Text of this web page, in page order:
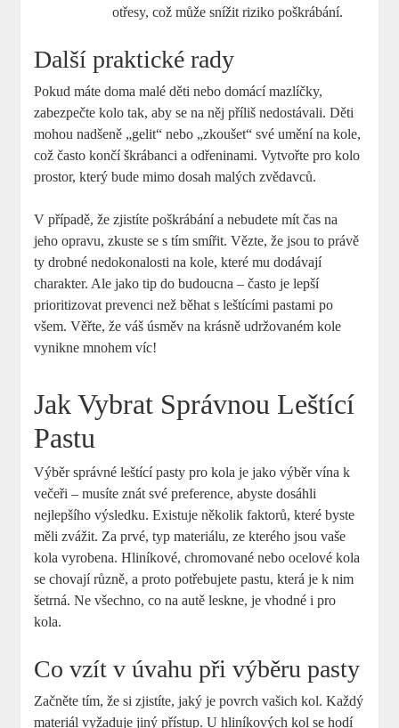
otřesy, což může snížit riziko poškrábání.
Další praktické rady
Pokud máte doma malé děti nebo domácí mazlíčky,
zabezpečte kolo tak, aby se na něj příliš nedostávali. Děti
mohou nadšeně „gelit“ nebo „zkoušet“ své umění na kole,
což často končí škrábanci a odřeninami. Vytvořte pro kolo
prostor, který bude mimo dosah malých zvědavců.
V případě, že zjistíte poškrábání a nebudete mít čas na
jeho opravu, zkuste se s tím smířit. Vězte, že jsou to právě
ty drobné nedokonalosti na kole, které mu dodávají
charakter. Ale jako tip do budoucna – často je lepší
prioritizovat prevenci než běhat s leštícími pastami po
všem. Věřte, že váš úsměv na krásně udržovaném kole
vynikne mnohem víc!
Jak Vybrat Správnou Leštící
Pastu
Výběr správné leštící pasty pro kola je jako výběr vína k
večeři – musíte znát své preference, abyste dosáhli
nejlepšího výsledku. Existuje několik faktorů, které byste
měli zvážit. Za prvé, typ materiálu, ze kterého jsou vaše
kola vyrobena. Hliníkové, chromované nebo ocelové kola
se chovají různě, a proto potřebujete pastu, která je k nim
šetrná. Ne všechno, co na autě leskne, je vhodné i pro
kola.
Co vzít v úvahu při výběru pasty
Začněte tím, že si zjistíte, jaký je povrch vašich kol. Každý
materiál vyžaduje jiný přístup. U hliníkových kol se hodí